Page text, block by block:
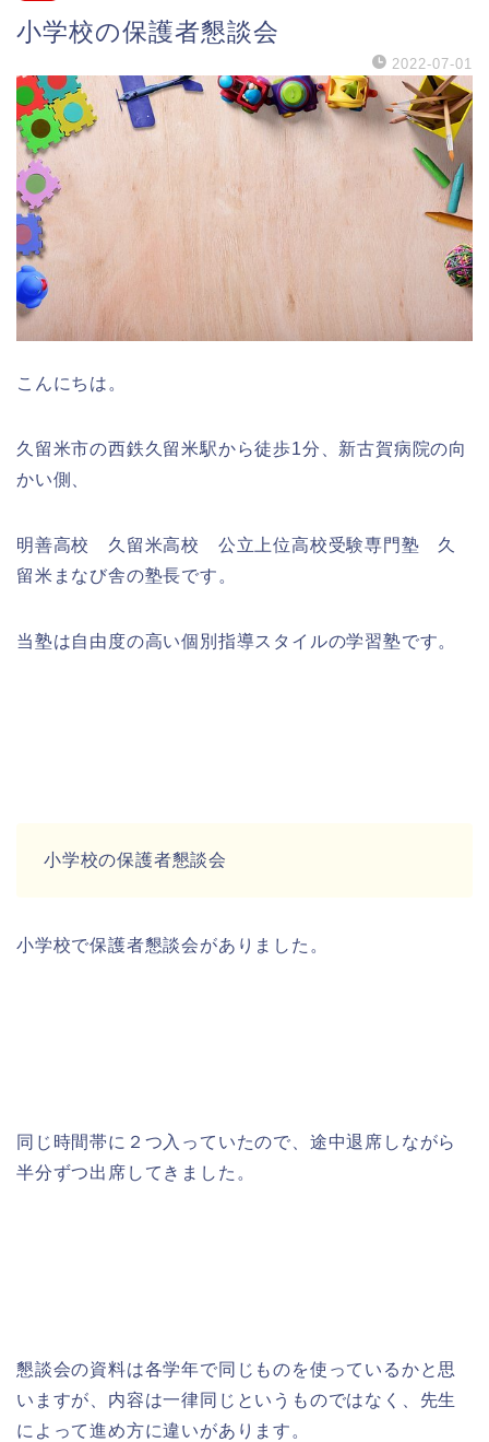
小学校の保護者懇談会
2022-07-01
こんにちは。
久留米市の西鉄久留米駅から徒歩1分、新古賀病院の向
かい側、
明善高校 久留米高校 公立上位高校受験専門塾 久
留米まなび舎の塾長です。
当塾は自由度の高い個別指導スタイルの学習塾です。
小学校の保護者懇談会
小学校で保護者懇談会がありました。
同じ時間帯に２つ入っていたので、途中退席しながら
半分ずつ出席してきました。
懇談会の資料は各学年で同じものを使っているかと思
いますが、内容は一律同じというものではなく、先生
によって進め方に違いがあります。